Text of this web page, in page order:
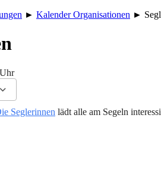
► Kalender Organisationen ►
Live
Seglerinnen lädt alle am Segeln